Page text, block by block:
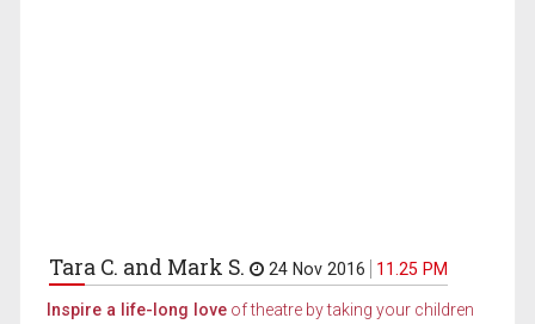
Tara C. and Mark S. 24 Nov 2016 11.25 PM
Inspire a life-long love of theatre by taking your children